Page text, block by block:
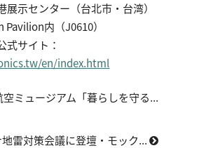
示センター （台北市・台湾）
内（J0610）
式サイト：
en/index.html
ミュージアム「暮らしを守る...
雷対策会議に登壇・モック...